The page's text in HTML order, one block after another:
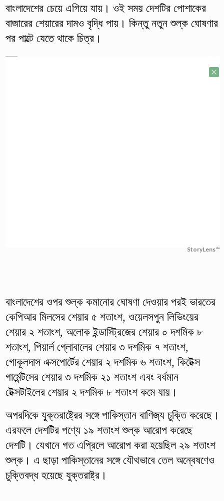
বাংলাদেশের চেয়ে এগিয়ে যায়। ওই সময় দেশটির পোশাকের
বাজারের শেয়ারের দামও বৃদ্ধি পায়। কিন্তু নতুন শুল্ক ঘোষণার
পর পাল্টে যেতে থাকে চিত্র।
StoryLens™
বাংলাদেশের ওপর শুল্ক কমানোর ঘোষণা দেওয়ার পরই ভারতের
কেপিআর মিলসের শেয়ার ৫ শতাংশ, ওয়েলসপুন লিভিংয়ের
শেয়ার ২ শতাংশ, অলোক ইন্ডাস্ট্রিজের শেয়ার ০ দশমিক ৮
শতাংশ, পিয়ার্ল গ্লোবালের শেয়ার ৩ দশমিক ৭ শতাংশ,
গোকূলদাস এক্সপোর্টের শেয়ার ২ দশমিক ৬ শতাংশ, কিটেক্স
গার্মেন্টসের শেয়ার ৩ দশমিক ২১ শতাংশ এবং বর্ধমান
টেক্সটাইলের শেয়ার ২ দশমিক ৮ শতাংশ কমে যায়।
অপরদিকে যুক্তরাষ্ট্রের সঙ্গে পাকিস্তান বাণিজ্য চুক্তি করেছে।
এরফলে দেশটির পণ্যে ১৯ শতাংশ শুল্ক আরোপ করেছে
দেশটি। যেখানে গত এপ্রিলে আরোপ করা হয়েছিল ২৯ শতাংশ
শুল্ক। এ ছাড়া পাকিস্তানের সঙ্গে যৌথভাবে তেল অন্বেষণেও
চুক্তিবদ্ধ হয়েছে যুক্তরাষ্ট্র।